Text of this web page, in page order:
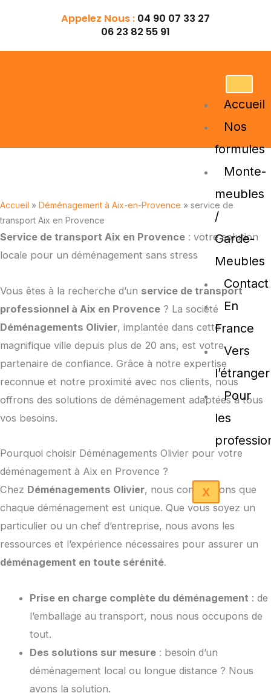
Appelez Nous : 04 90 07 33 27
06 23 82 55 91
Accueil
Nos
formules
Monte-
meubles
/
Garde-
Meubles
Contact
En
France
Vers
l’étranger
Pour
les
X
Accueil » Déménagement à Aix-en-Provence » service de
transport Aix en Provence
Service de transport Aix en Provence : votre solution
locale pour un déménagement sans stress
Vous êtes à la recherche d’un service de transport
professionnel à Aix en Provence ? La société
Déménagements Olivier, implantée dans cette
magnifique ville depuis plus de 20 ans, est votre
partenaire de confiance. Grâce à notre expertise
reconnue et notre proximité avec nos clients, nous
offrons des solutions de déménagement adaptées à tous
vos besoins.
Pourquoi choisir Déménagements Olivier pour votre
déménagement à Aix en Provence ?
Chez Déménagements Olivier, nous comprenons que
chaque déménagement est unique. Que vous soyez un
particulier ou un chef d’entreprise, nous avons les
ressources et l’expérience nécessaires pour assurer un
déménagement en toute sérénité.
Prise en charge complète du déménagement : de
l’emballage au transport, nous nous occupons de
tout.
Des solutions sur mesure : besoin d’un
déménagement local ou longue distance ? Nous
avons la solution.